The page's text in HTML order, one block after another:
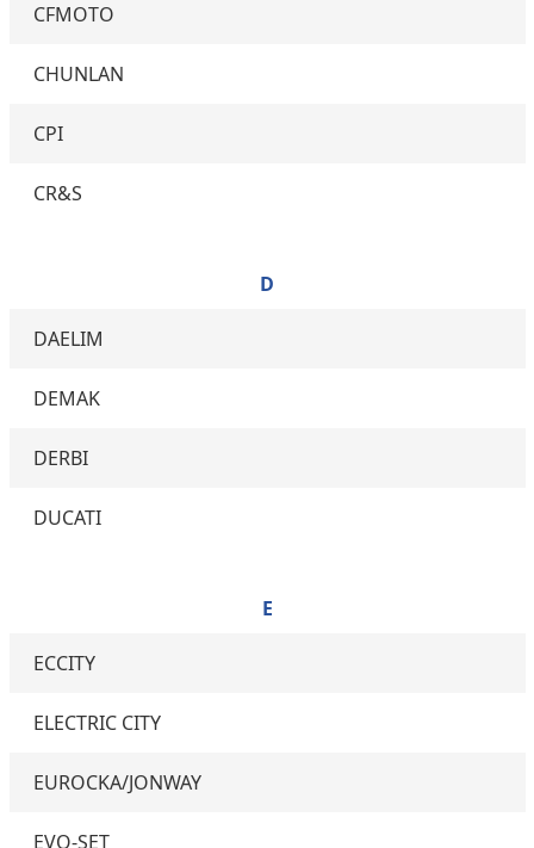
CFMOTO
CHUNLAN
CPI
CR&S
D
DAELIM
DEMAK
DERBI
DUCATI
E
ECCITY
ELECTRIC CITY
EUROCKA/JONWAY
EVO-SET